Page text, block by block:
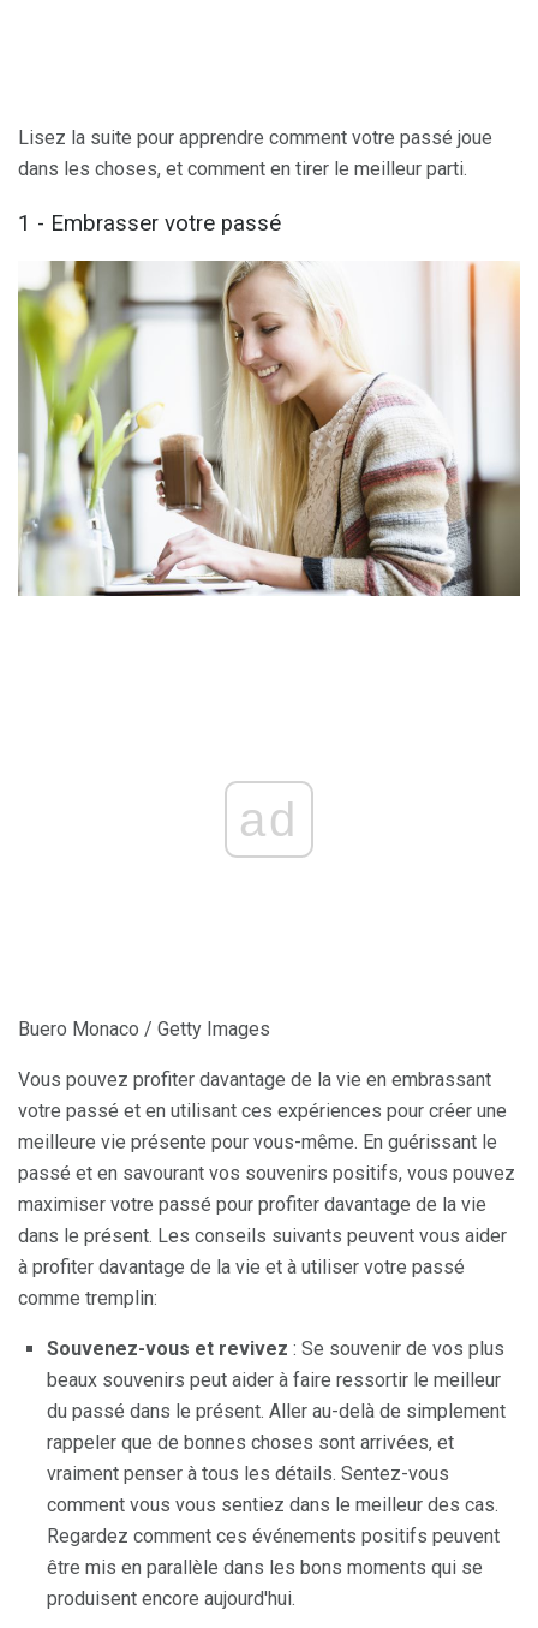
Lisez la suite pour apprendre comment votre passé joue
dans les choses, et comment en tirer le meilleur parti.
1 - Embrasser votre passé
ad
Buero Monaco / Getty Images
Vous pouvez profiter davantage de la vie en embrassant
votre passé et en utilisant ces expériences pour créer une
meilleure vie présente pour vous-même. En guérissant le
passé et en savourant vos souvenirs positifs, vous pouvez
maximiser votre passé pour profiter davantage de la vie
dans le présent. Les conseils suivants peuvent vous aider
à profiter davantage de la vie et à utiliser votre passé
comme tremplin:
Souvenez-vous et revivez : Se souvenir de vos plus
beaux souvenirs peut aider à faire ressortir le meilleur
du passé dans le présent. Aller au-delà de simplement
rappeler que de bonnes choses sont arrivées, et
vraiment penser à tous les détails. Sentez-vous
comment vous vous sentiez dans le meilleur des cas.
Regardez comment ces événements positifs peuvent
être mis en parallèle dans les bons moments qui se
produisent encore aujourd'hui.